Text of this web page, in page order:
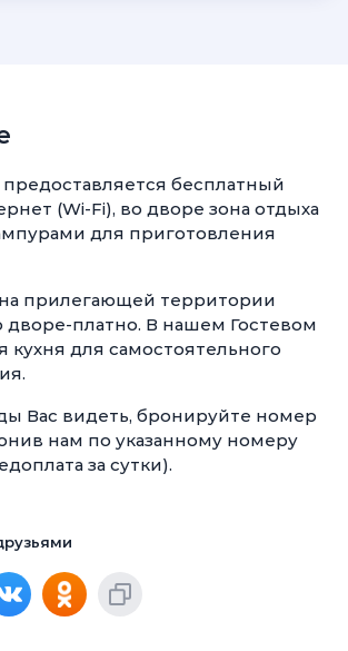
предоставляется бесплатный
(Wi-Fi), во дворе зона отдыха
для приготовления
прилегающей территории
дворе-платно. В нашем Гостевом
кухня для самостоятельного
Вас видеть, бронируйте номер
нам по указанному номеру
за сутки).